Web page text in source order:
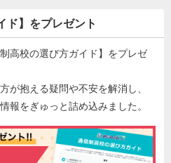
ド】をプレゼント
高校の選び方ガイド】をプレゼ
が抱える疑問や不安を解消し、
報をぎゅっと詰め込みました。